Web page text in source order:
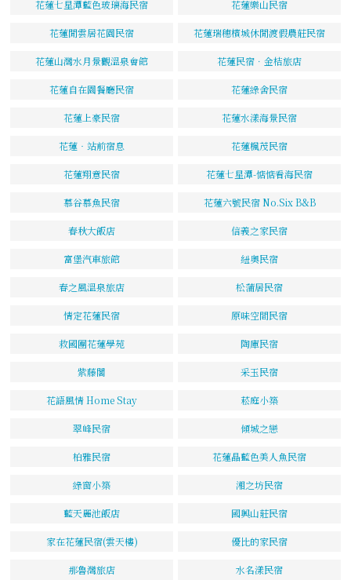
花蓮七星潭藍色玻璃海民宿 花蓮樂山民宿
花蓮閒雲居花園民宿 花蓮瑞穗檳城休閒渡假農莊民宿
花蓮山灣水月景觀溫泉會館 花蓮民宿．金桔旅店
花蓮自在園餐廳民宿 花蓮綠舍民宿
花蓮上豪民宿 花蓮水漾海景民宿
花蓮‧站前宿息 花蓮楓茂民宿
花蓮翔意民宿 花蓮七星潭-惦惦看海民宿
慕谷慕魚民宿 花蓮六號民宿 No.Six B&B
春秋大飯店 信義之家民宿
富堡汽車旅館 紐奧民宿
春之風溫泉旅店 松蒲居民宿
情定花蓮民宿 原味空間民宿
救國團花蓮學苑 陶庫民宿
紫藤閣 采玉民宿
花語風情 Home Stay 菘庭小築
翠峰民宿 傾城之戀
柏雅民宿 花蓮晶藍色美人魚民宿
綠窗小築 湘之坊民宿
藍天麗池飯店 國興山莊民宿
家在花蓮民宿(雲天樓) 優比的家民宿
那魯灣旅店 水名漾民宿